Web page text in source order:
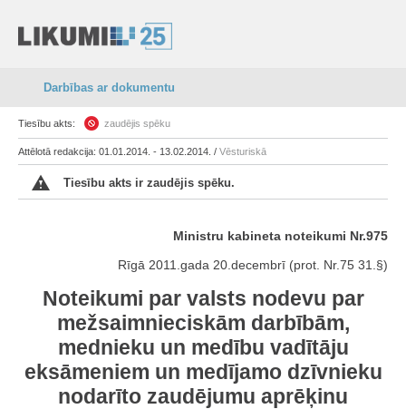
Darbības ar dokumentu
Tiesību akts: zaudējis spēku
Attēlotā redakcija: 01.01.2014. - 13.02.2014. / Vēsturiskā
Tiesību akts ir zaudējis spēku.
Ministru kabineta noteikumi Nr.975
Rīgā 2011.gada 20.decembrī (prot. Nr.75 31.§)
Noteikumi par valsts nodevu par
mežsaimnieciskām darbībām,
mednieku un medību vadītāju
eksāmeniem un medījamo dzīvnieku
nodarīto zaudējumu aprēķinu